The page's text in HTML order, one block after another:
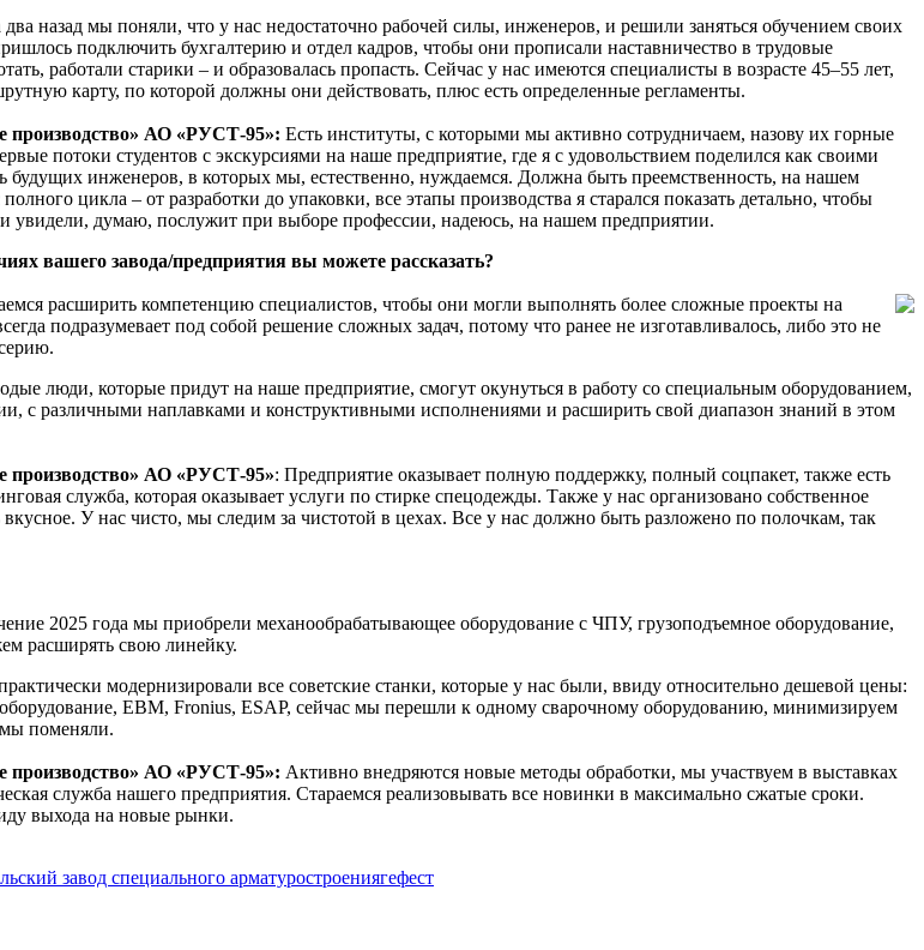
два назад мы поняли, что у нас недостаточно рабочей силы, инженеров, и решили заняться обучением своих
подключить бухгалтерию и отдел кадров, чтобы они прописали наставничество в трудовые
работали старики – и образовалась пропасть. Сейчас у нас имеются специалисты в возрасте 45–55 лет,
карту, по которой должны они действовать, плюс есть определенные регламенты.
производство» АО «РУСТ-95»: Есть институты, с которыми мы активно сотрудничаем, назову их горные
потоки студентов с экскурсиями на наше предприятие, где я с удовольствием поделился как своими
будущих инженеров, в которых мы, естественно, нуждаемся. Должна быть преемственность, на нашем
цикла – от разработки до упаковки, все этапы производства я старался показать детально, чтобы
увидели, думаю, послужит при выборе профессии, надеюсь, на нашем предприятии.
вашего завода/предприятия вы можете рассказать?
расширить компетенцию специалистов, чтобы они могли выполнять более сложные проекты на
подразумевает под собой решение сложных задач, потому что ранее не изготавливалось, либо это не
люди, которые придут на наше предприятие, смогут окунуться в работу со специальным оборудованием,
с различными наплавками и конструктивными исполнениями и расширить свой диапазон знаний в этом
производство» АО «РУСТ-95»: Предприятие оказывает полную поддержку, полный соцпакет, также есть
служба, которая оказывает услуги по стирке спецодежды. Также у нас организовано собственное
У нас чисто, мы следим за чистотой в цехах. Все у нас должно быть разложено по полочкам, так
2025 года мы приобрели механообрабатывающее оборудование с ЧПУ, грузоподъемное оборудование,
расширять свою линейку.
модернизировали все советские станки, которые у нас были, ввиду относительно дешевой цены:
ЕВМ, Fronius, ESAP, сейчас мы перешли к одному сварочному оборудованию, минимизируем
поменяли.
производство» АО «РУСТ-95»: Активно внедряются новые методы обработки, мы участвуем в выставках
служба нашего предприятия. Стараемся реализовывать все новинки в максимально сжатые сроки.
выхода на новые рынки.
завод специального арматуростроениягефест